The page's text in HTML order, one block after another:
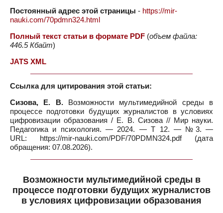
Постоянный адрес этой страницы - https://mir-
nauki.com/70pdmn324.html
Полный текст статьи в формате PDF (объем файла:
446.5 Кбайт)
JATS XML
Ссылка для цитирования этой статьи:
Сизова, Е. В.Возможности мультимедийной среды в
процессе подготовки будущих журналистов в условиях
цифровизации образования / Е. В. Сизова // Мир науки.
Педагогика и психология. — 2024. — Т 12. — №3. —
URL: https://mir-nauki.com/PDF/70PDMN324.pdf (дата
обращения: 07.08.2026).
Возможности мультимедийной среды в
процессе подготовки будущих журналистов
в условиях цифровизации образования